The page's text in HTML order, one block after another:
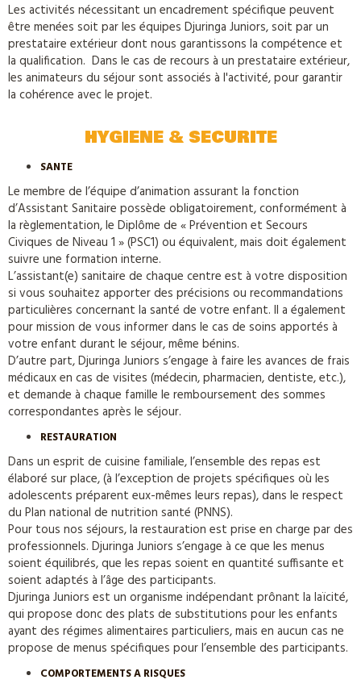
Les activités nécessitant un encadrement spécifique peuvent
être menées soit par les équipes Djuringa Juniors, soit par un
prestataire extérieur dont nous garantissons la compétence et
la qualification. Dans le cas de recours à un prestataire extérieur,
les animateurs du séjour sont associés à l'activité, pour garantir
la cohérence avec le projet.
HYGIENE & SECURITE
SANTE
Le membre de l’équipe d’animation assurant la fonction
d’Assistant Sanitaire possède obligatoirement, conformément à
la règlementation, le Diplôme de « Prévention et Secours
Civiques de Niveau 1 » (PSC1) ou équivalent, mais doit également
suivre une formation interne.
L’assistant(e) sanitaire de chaque centre est à votre disposition
si vous souhaitez apporter des précisions ou recommandations
particulières concernant la santé de votre enfant. Il a également
pour mission de vous informer dans le cas de soins apportés à
votre enfant durant le séjour, même bénins.
D’autre part, Djuringa Juniors s’engage à faire les avances de frais
médicaux en cas de visites (médecin, pharmacien, dentiste, etc.),
et demande à chaque famille le remboursement des sommes
correspondantes après le séjour.
RESTAURATION
Dans un esprit de cuisine familiale, l’ensemble des repas est
élaboré sur place, (à l’exception de projets spécifiques où les
adolescents préparent eux-mêmes leurs repas), dans le respect
du Plan national de nutrition santé (PNNS).
Pour tous nos séjours, la restauration est prise en charge par des
professionnels. Djuringa Juniors s’engage à ce que les menus
soient équilibrés, que les repas soient en quantité suffisante et
soient adaptés à l’âge des participants.
Djuringa Juniors est un organisme indépendant prônant la laïcité,
qui propose donc des plats de substitutions pour les enfants
ayant des régimes alimentaires particuliers, mais en aucun cas ne
propose de menus spécifiques pour l’ensemble des participants.
COMPORTEMENTS A RISQUES